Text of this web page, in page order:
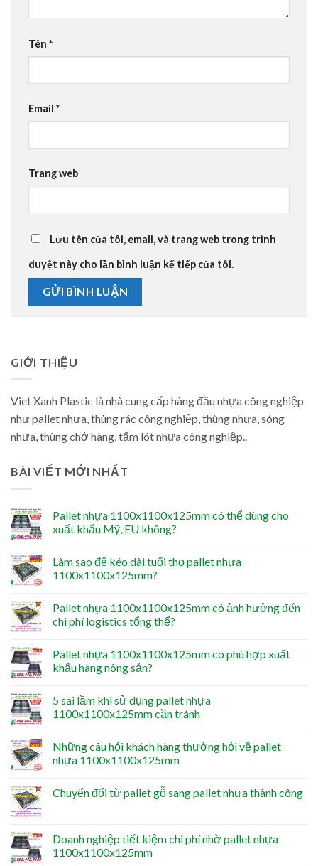
Tên *
Email *
Trang web
Lưu tên của tôi, email, và trang web trong trình
duyệt này cho lần bình luận kế tiếp của tôi.
GIỚI THIỆU
Viet Xanh Plastic là nhà cung cấp hàng đầu nhựa công nghiệp
như pallet nhựa, thùng rác công nghiệp, thùng nhựa, sóng
nhựa, thùng chở hàng, tấm lót nhựa công nghiệp..
BÀI VIẾT MỚI NHẤT
Pallet nhựa 1100x1100x125mm có thể dùng cho
xuất khẩu Mỹ, EU không?
Làm sao để kéo dài tuổi thọ pallet nhựa
1100x1100x125mm?
Pallet nhựa 1100x1100x125mm có ảnh hưởng đến
chi phí logistics tổng thể?
Pallet nhựa 1100x1100x125mm có phù hợp xuất
khẩu hàng nông sản?
5 sai lầm khi sử dụng pallet nhựa
1100x1100x125mm cần tránh
Những câu hỏi khách hàng thường hỏi về pallet
nhựa 1100x1100x125mm
Chuyển đổi từ pallet gỗ sang pallet nhựa thành công
Doanh nghiệp tiết kiệm chi phí nhờ pallet nhựa
1100x1100x125mm